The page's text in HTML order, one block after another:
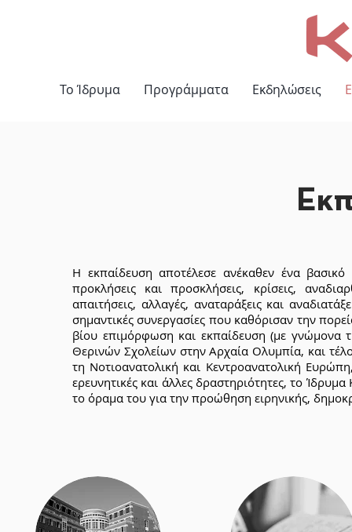
Το Ίδρυμα Προγράμματα Εκδηλώσεις
Η εκπαίδευση αποτέλεσε ανέκαθεν ένα
προκλήσεις και προσκλήσεις, κρίσεις,
απαιτήσεις, αλλαγές, αναταράξεις και
σημαντικές συνεργασίες που καθόρισαν την
βίου επιμόρφωση και εκπαίδευση (με γνώμονα
Θερινών Σχολείων στην Αρχαία Ολυμπία, και
τη Νοτιοανατολική και Κεντροανατολική
ερευνητικές και άλλες δραστηριότητες, το
το όραμα του για την προώθηση ειρηνικής,